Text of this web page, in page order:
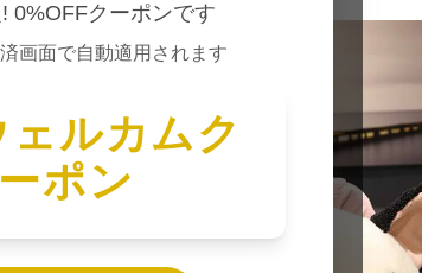
0%OFFクーポンです
画面で自動適用されます
ェルカムク
ーポン